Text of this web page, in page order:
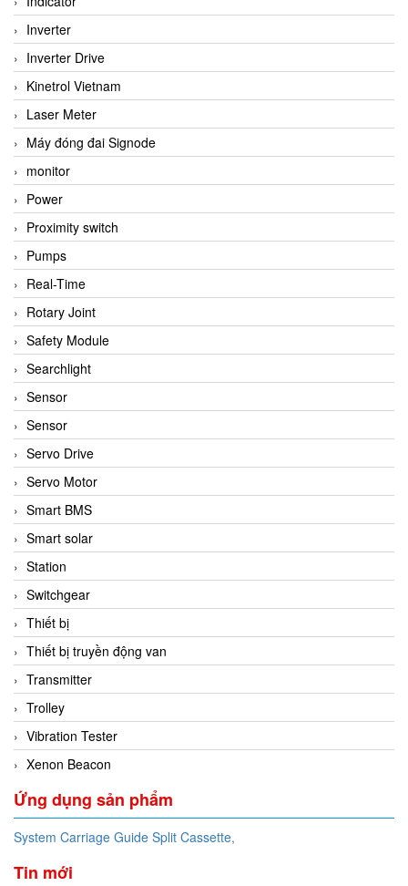
Inverter
Inverter Drive
Kinetrol Vietnam
Laser Meter
Máy đóng đai Signode
monitor
Power
Proximity switch
Pumps
Real-Time
Rotary Joint
Safety Module
Searchlight
Sensor
Sensor
Servo Drive
Servo Motor
Smart BMS
Smart solar
Station
Switchgear
Thiết bị
Thiết bị truyền động van
Transmitter
Trolley
Vibration Tester
Xenon Beacon
Ứng dụng sản phẩm
System Carriage Guide Split Cassette,
Tin mới